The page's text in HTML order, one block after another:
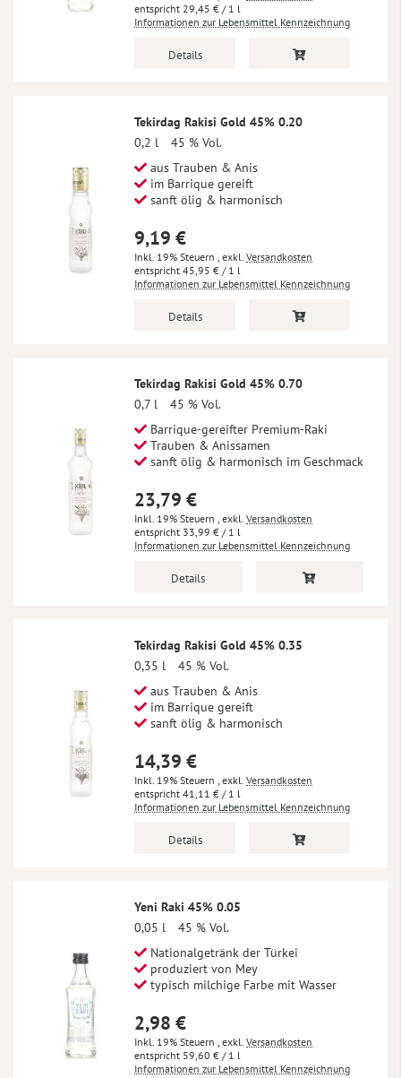
29,45 € / 1 l
Informationen zur Lebensmittel Kennzeichnung
Details
Tekirdag Rakisi Gold 45% 0.20
0,2 l
45 % Vol.
aus Trauben & Anis
im Barrique gereift
sanft ölig & harmonisch
9,19 €
Inkl. 19% Steuern , exkl. Versandkosten
45,95 € / 1 l
Informationen zur Lebensmittel Kennzeichnung
Details
Tekirdag Rakisi Gold 45% 0.70
0,7 l
45 % Vol.
Barrique-gereifter Premium-Raki
Trauben & Anissamen
sanft ölig & harmonisch im Geschmack
23,79 €
Inkl. 19% Steuern , exkl. Versandkosten
33,99 € / 1 l
Informationen zur Lebensmittel Kennzeichnung
Details
Tekirdag Rakisi Gold 45% 0.35
0,35 l
45 % Vol.
aus Trauben & Anis
im Barrique gereift
sanft ölig & harmonisch
14,39 €
Inkl. 19% Steuern , exkl. Versandkosten
41,11 € / 1 l
Informationen zur Lebensmittel Kennzeichnung
Details
Yeni Raki 45% 0.05
0,05 l
45 % Vol.
Nationalgetränk der Türkei
produziert von Mey
typisch milchige Farbe mit Wasser
2,98 €
Inkl. 19% Steuern , exkl. Versandkosten
59,60 € / 1 l
Informationen zur Lebensmittel Kennzeichnung